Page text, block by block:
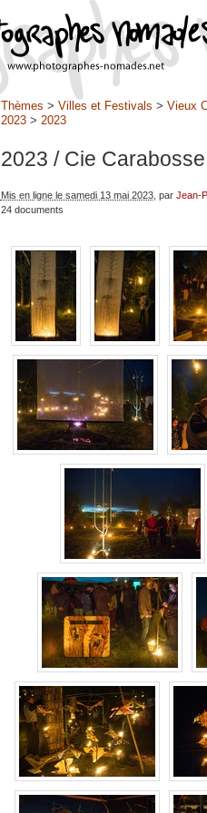
Thèmes > Villes et Festivals > Vieux
2023> 2023
2023 / Cie
Mis en ligne le samedi 13 mai 2023, par Jean-
24 documents